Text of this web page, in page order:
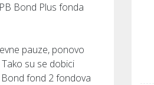
Bond Plus fonda
pauze, ponovo
su se dobici
fond 2 fondova